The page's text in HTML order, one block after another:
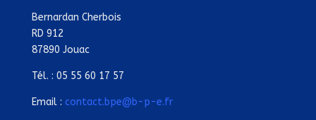
Bernardan Cherbois
RD 912
87890 Jouac
Tél. : 05 55 60 17 57
Email : contact.bpe@b-p-e.fr